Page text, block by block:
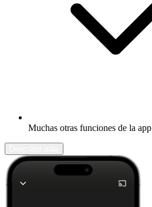
Muchas otras funciones de la app